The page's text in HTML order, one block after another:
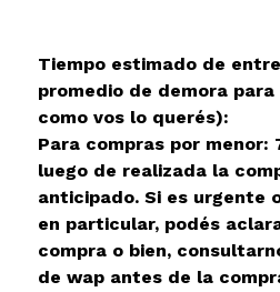
Tiempo estimado de
promedio de demora
como vos lo querés):
Para compras por menor:
luego de realizada la
anticipado. Si es urgente
en particular, podés
compra o bien,
de wap antes de la